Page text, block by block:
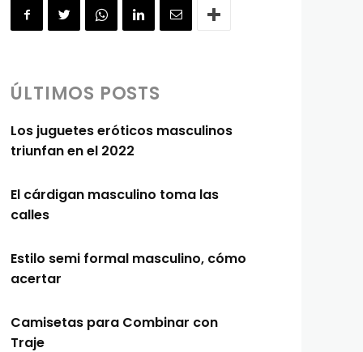
ÚLTIMOS POSTS
Los juguetes eróticos masculinos
triunfan en el 2022
El cárdigan masculino toma las
calles
Estilo semi formal masculino, cómo
acertar
Camisetas para Combinar con
Traje